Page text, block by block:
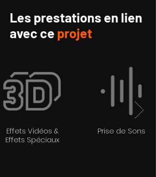
Les prestations en lien
avec ce projet
Effets Vidéos &
Effets Spéciaux
Prise de Sons